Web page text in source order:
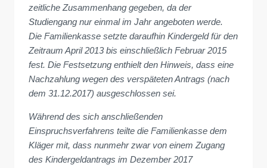
zeitliche Zusammenhang gegeben, da der
Studiengang nur einmal im Jahr angeboten werde.
Die Familienkasse setzte daraufhin Kindergeld für den
Zeitraum April 2013 bis einschließlich Februar 2015
fest. Die Festsetzung enthielt den Hinweis, dass eine
Nachzahlung wegen des verspäteten Antrags (nach
dem 31.12.2017) ausgeschlossen sei.
Während des sich anschließenden
Einspruchsverfahrens teilte die Familienkasse dem
Kläger mit, dass nunmehr zwar von einem Zugang
des Kindergeldantrags im Dezember 2017